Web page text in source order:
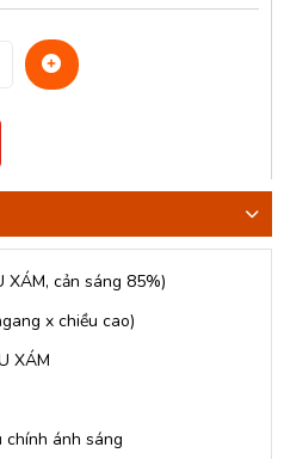
XÁM, cản sáng 85%)
x chiều cao)
XÁM
chính ánh sáng